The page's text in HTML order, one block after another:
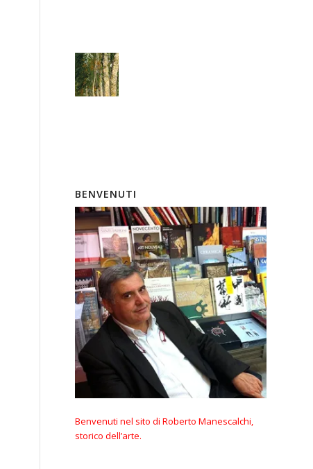
BENVENUTI
Benvenuti nel sito di Roberto Manescalchi,
storico dell’arte.